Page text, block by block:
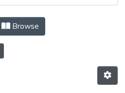
у майбутнє
Browse